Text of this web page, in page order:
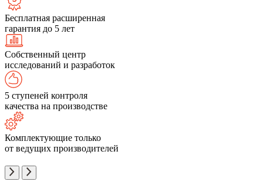
Бесплатная расширенная
гарантия до 5 лет
Собственный центр
исследований и разработок
5 ступеней контроля
качества на производстве
Комплектующие только
от ведущих производителей